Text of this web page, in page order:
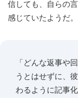
信しても、自らの
感じていたようだ。
「どんな返事や
うとはせずに、
わるように記事